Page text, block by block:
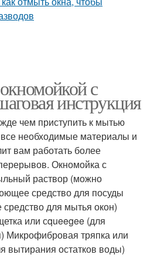
с
инструкция
чем приступить к мытью
необходимые материалы и
вам работать более
Окномойка с
раствор (можно
средство для посуды
для мытья окон)
или сqueegee (для
Микрофибровая тряпка или
вытирания остатков воды)